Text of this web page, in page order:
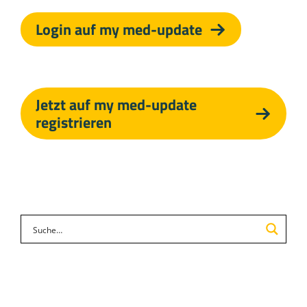
Login auf my med-update
Jetzt auf my med-update
registrieren